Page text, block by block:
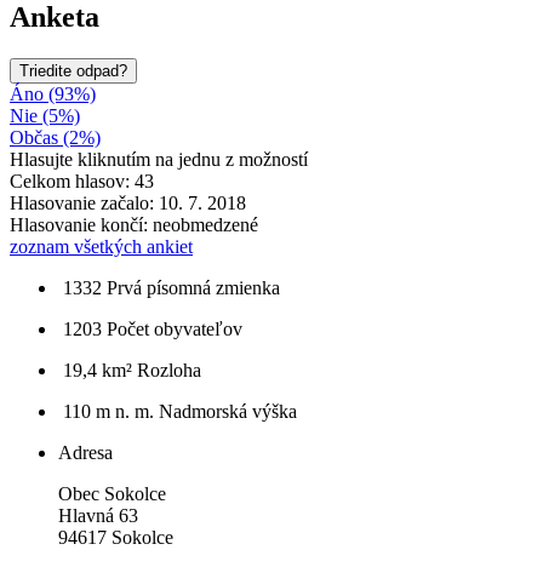
Anketa
Triedite odpad?
Áno (93%)
Nie (5%)
Občas (2%)
Hlasujte kliknutím na jednu z možností
Celkom hlasov: 43
Hlasovanie začalo: 10. 7. 2018
Hlasovanie končí: neobmedzené
zoznam všetkých ankiet
1332 Prvá písomná zmienka
1203 Počet obyvateľov
19,4 km² Rozloha
110 m n. m. Nadmorská výška
Adresa
Obec Sokolce
Hlavná 63
94617 Sokolce